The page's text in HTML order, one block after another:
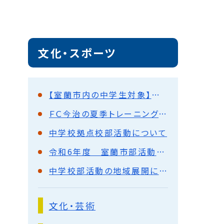
文化・スポーツ
【室蘭市内の中学生対象】新しいスポーツ・文化の形「フリークラブ」開講します
ＦＣ今治の夏季トレーニングキャンプ受入れについて
中学校拠点校部活動について
令和6年度 室蘭市部活動の地域移行に向けた協議会
中学校部活動の地域展開について
文化・芸術